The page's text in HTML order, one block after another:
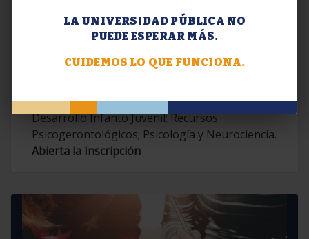
LA UNIVERSIDAD PÚBLICA NO
PUEDE ESPERAR MÁS.
CUIDEMOS LO QUE FUNCIONA.
Extensión. Diplomaturas 2026.
Contemporáneas; Problemáticas en el
Desarrollo Infanto Juvenil; Recursos
Psicogerontológicos; Psicología y Neurociencia.
Abierta la Inscripción